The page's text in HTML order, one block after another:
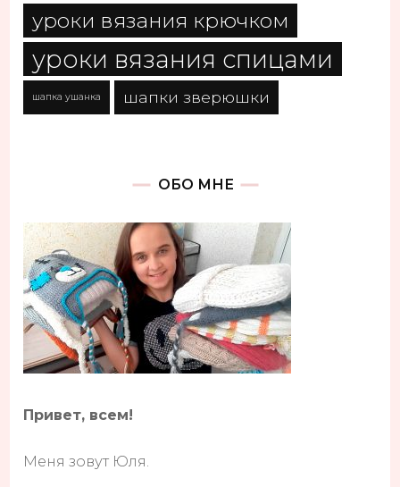
уроки вязания крючком
уроки вязания спицами
шапка ушанка шапки зверюшки
ОБО МНЕ
Привет, всем!
Меня зовут Юля.